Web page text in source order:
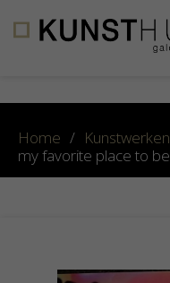
Home / Kunstwerken
my favorite place to be